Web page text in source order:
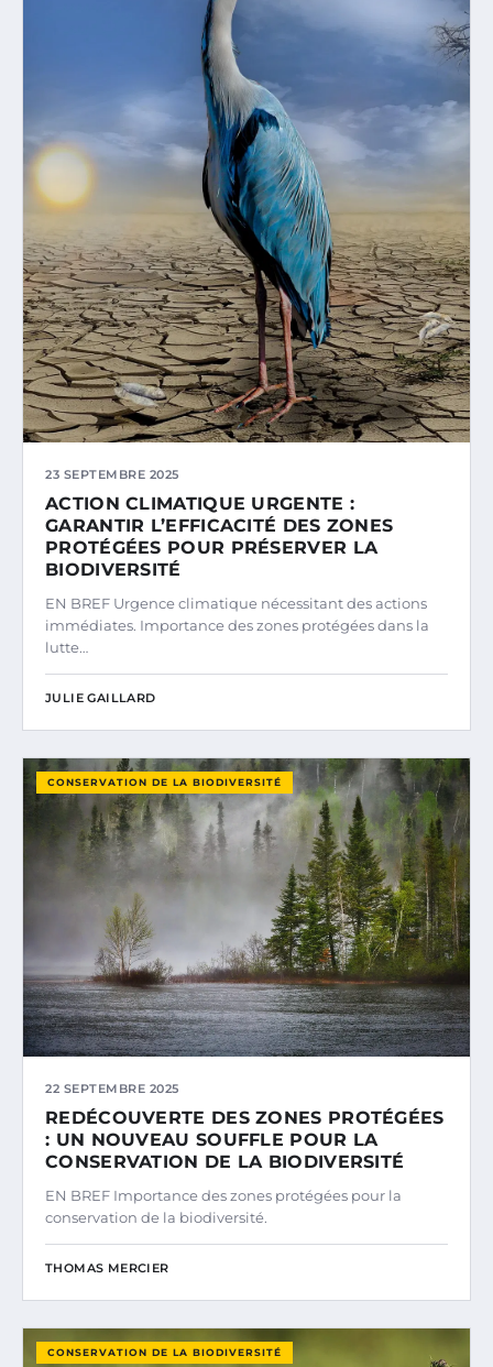
23 SEPTEMBRE 2025
ACTION CLIMATIQUE URGENTE :
GARANTIR L’EFFICACITÉ DES ZONES
PROTÉGÉES POUR PRÉSERVER LA
BIODIVERSITÉ
EN BREF Urgence climatique nécessitant des actions
immédiates. Importance des zones protégées dans la
lutte…
JULIE GAILLARD
CONSERVATION DE LA BIODIVERSITÉ
22 SEPTEMBRE 2025
REDÉCOUVERTE DES ZONES PROTÉGÉES
: UN NOUVEAU SOUFFLE POUR LA
CONSERVATION DE LA BIODIVERSITÉ
EN BREF Importance des zones protégées pour la
conservation de la biodiversité.
THOMAS MERCIER
CONSERVATION DE LA BIODIVERSITÉ